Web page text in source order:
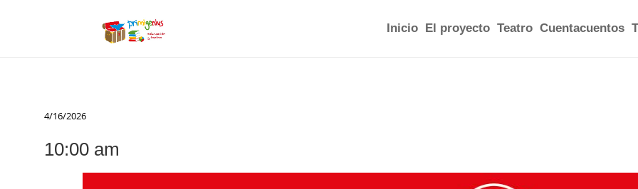
Inicio El proyecto Teatro Cuentacuentos
Eventos
16
abril,
4/16/2026
la
10:00 am